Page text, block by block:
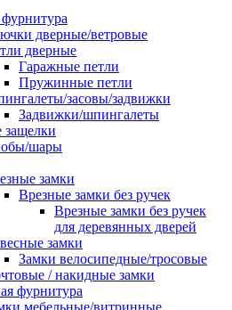
дверные/ветровые
дверные
Гаражные петли
Пружинные петли
засовы/задвижки
Задвижки/шпингалеты
защелки
шары
замки
Врезные замки без ручек
Врезные замки без ручек
для деревянных дверей
замки
Замки велосипедные/тросовые
/ накидные замки
фурнитура